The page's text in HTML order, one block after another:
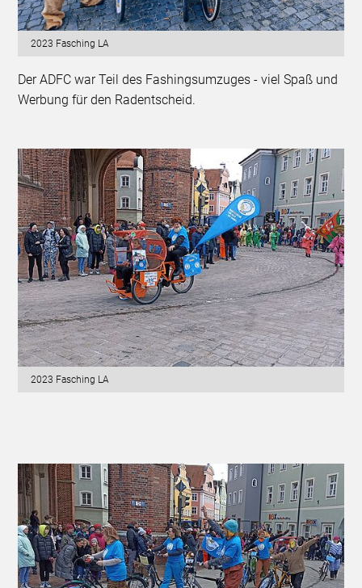
2023 Fasching LA
Der ADFC war Teil des Fashingsumzuges - viel Spaß und
Werbung für den Radentscheid.
2023 Fasching LA